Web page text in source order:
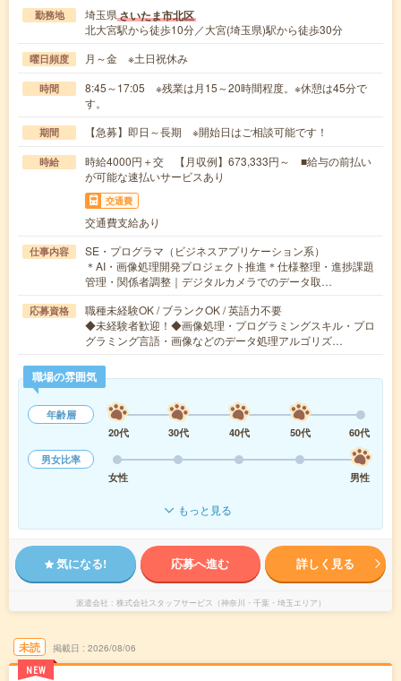
勤務地 埼玉県さいたま市北区
北大宮駅から徒歩10分／大宮(埼玉県)駅から徒歩30分
曜日頻度 月～金 ※土日祝休み
時間
8:45～17:05 ※残業は月15～20時間程度。※休憩は45分で
す。
期間 【急募】即日～長期 ※開始日はご相談可能です！
時給
時給4000円＋交 【月収例】673,333円～ ■給与の前払い
が可能な速払いサービスあり
交通費
交通費支給あり
仕事内容
SE・プログラマ（ビジネスアプリケーション系）
＊AI・画像処理開発プロジェクト推進＊仕様整理・進捗課題
管理・関係者調整｜デジタルカメラでのデータ取…
応募資格
職種未経験OK / ブランクOK / 英語力不要
◆未経験者歓迎！◆画像処理・プログラミングスキル・プロ
グラミング言語・画像などのデータ処理アルゴリズ…
職場の雰囲気
年齢層
20代
30代 40代 50代
60代
男女比率
女性
男性
もっと見る
気になる! 応募へ進む 詳しく見る
派遣会社 株式会社スタッフサービス（神奈川・千葉・埼玉エリア）
未読
NEW
掲載日 2026/08/06